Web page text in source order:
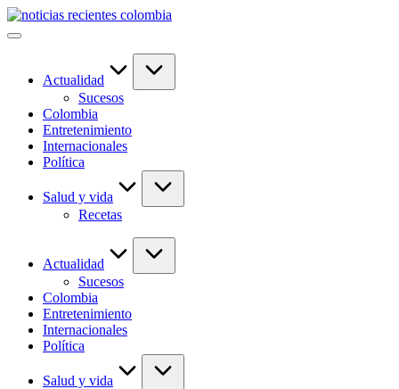
Saltar
al
Actualidad
Sucesos
Colombia
Entretenimiento
Internacionales
Política
Salud y vida
Recetas
Actualidad
Sucesos
Colombia
Entretenimiento
Internacionales
Política
Salud y vida